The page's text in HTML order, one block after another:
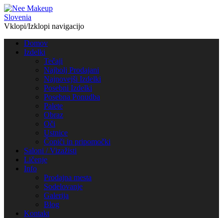
Vklopi/Izklopi navigacijo
Domov
Izdelki
Tečaji
Najbolj Prodajani
Najnovejši Izdelki
Posebni Izdelki
Posebna Ponudba
Palete
Obraz
Oči
Ustnice
Čopiči in pripomočki
Saloni / Vizažisti
Ličenje
Info
Prodajna mesta
Sodelovanje
Galerija
Blog
Kontakt